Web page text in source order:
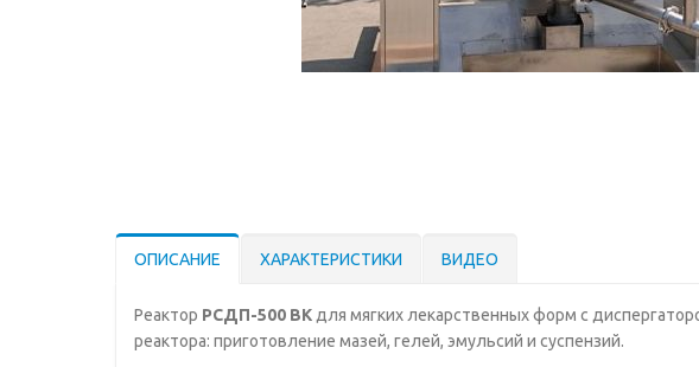
ОПИСАНИЕ ХАРАКТЕРИСТИКИ ВИДЕО
Реактор РСДП-500 ВКдля мягких лекарственных форм с
реактора: приготовление мазей, гелей, эмульсий и суспензий.